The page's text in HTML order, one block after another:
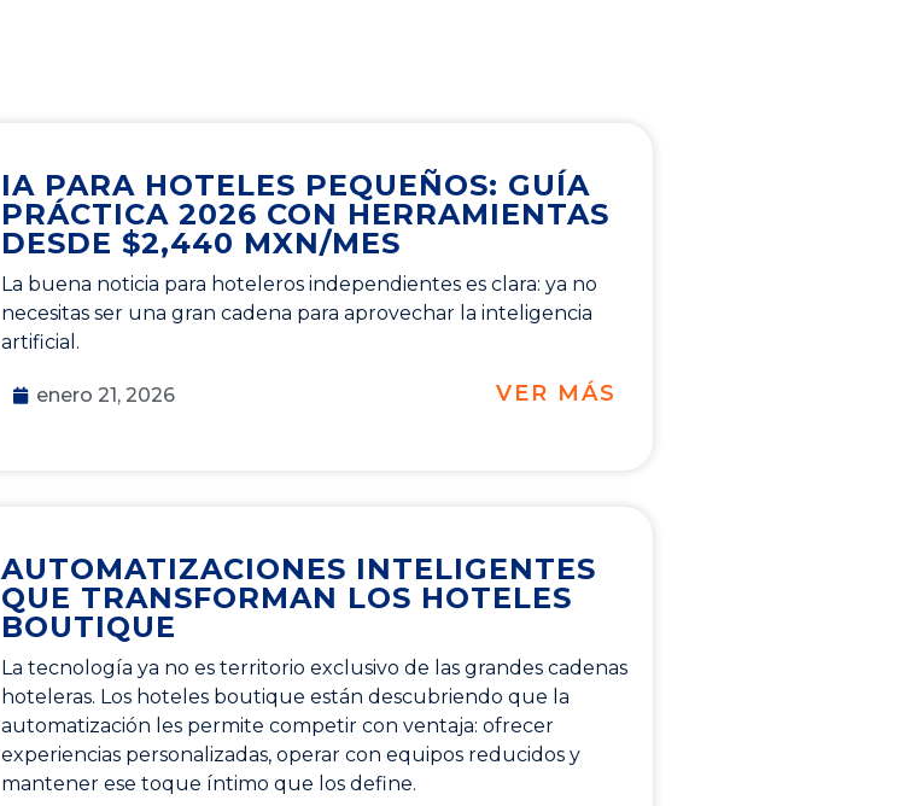
IA PARA HOTELES PEQUEÑOS: GUÍA
PRÁCTICA 2026 CON HERRAMIENTAS
DESDE $2,440 MXN/MES
La buena noticia para hoteleros independientes es clara: ya no
necesitas ser una gran cadena para aprovechar la inteligencia
artificial.
enero 21, 2026 VER MÁS
AUTOMATIZACIONES INTELIGENTES
QUE TRANSFORMAN LOS HOTELES
BOUTIQUE
La tecnología ya no es territorio exclusivo de las grandes cadenas
hoteleras. Los hoteles boutique están descubriendo que la
automatización les permite competir con ventaja: ofrecer
experiencias personalizadas, operar con equipos reducidos y
mantener ese toque íntimo que los define.